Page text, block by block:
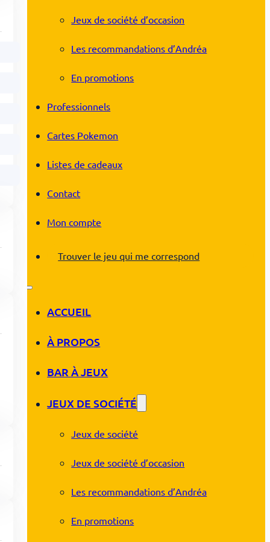
Jeux de société d’occasion
Les recommandations d’Andréa
En promotions
Professionnels
Cartes Pokemon
Listes de cadeaux
Contact
Mon compte
Trouver le jeu qui me correspond
ACCUEIL
À PROPOS
BAR À JEUX
JEUX DE SOCIÉTÉ
Jeux de société
Jeux de société d’occasion
Les recommandations d’Andréa
En promotions